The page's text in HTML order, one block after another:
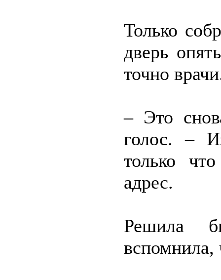
Только
дверь
точно
– Это
голос. –
только
адрес.
Решила
вспомнила,